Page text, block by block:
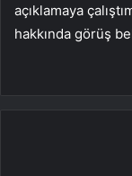
açıklamaya
hakkında görüş